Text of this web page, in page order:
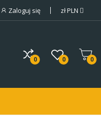
Zaloguj się złPLN
0 0 0